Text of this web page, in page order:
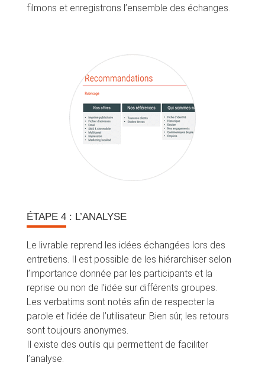
filmons et enregistrons l’ensemble des échanges.
ÉTAPE 4: L’ANALYSE
Le livrable reprend les idées échangées lors des
entretiens. Il est possible de les hiérarchiser selon
l’importance donnée par les participants et la
reprise ou non de l’idée sur différents groupes.
Les verbatims sont notés afin de respecter la
parole et l’idée de l’utilisateur. Bien sûr, les retours
sont toujours anonymes.
Il existe des outils qui permettent de faciliter
l’analyse.